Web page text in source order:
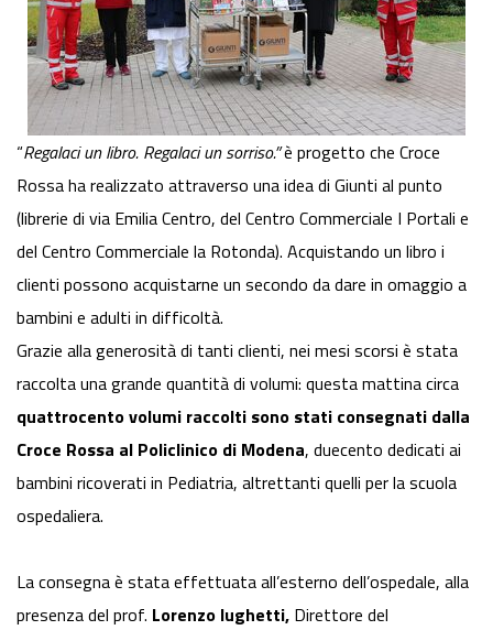
“Regalaci un libro. Regalaci un sorriso.”è progetto che Croce
Rossa ha realizzato attraverso una idea di Giunti al punto
(librerie di via Emilia Centro, del Centro Commerciale I Portali e
del Centro Commerciale la Rotonda). Acquistando un libro i
clienti possono acquistarne un secondo da dare in omaggio a
bambini e adulti in difficoltà.
Grazie alla generosità di tanti clienti, nei mesi scorsi è stata
raccolta una grande quantità di volumi: questa mattina circa
quattrocento volumi raccolti sono stati consegnati dalla
Croce Rossa al Policlinico di Modena, duecento dedicati ai
bambini ricoverati in Pediatria, altrettanti quelli per la scuola
ospedaliera.
La consegna è stata effettuata all’esterno dell’ospedale, alla
presenza del prof. Lorenzo Iughetti, Direttore del